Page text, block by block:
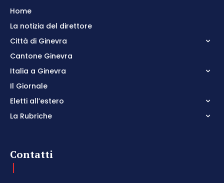
Home
La notizia del direttore
Città di Ginevra
Cantone Ginevra
Italia a Ginevra
Il Giornale
Eletti all’estero
La Rubriche
Contatti